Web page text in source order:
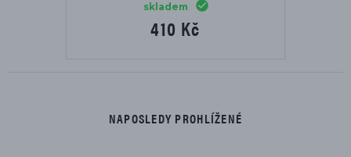
skladem
410 Kč
NAPOSLEDY PROHLÍŽENÉ